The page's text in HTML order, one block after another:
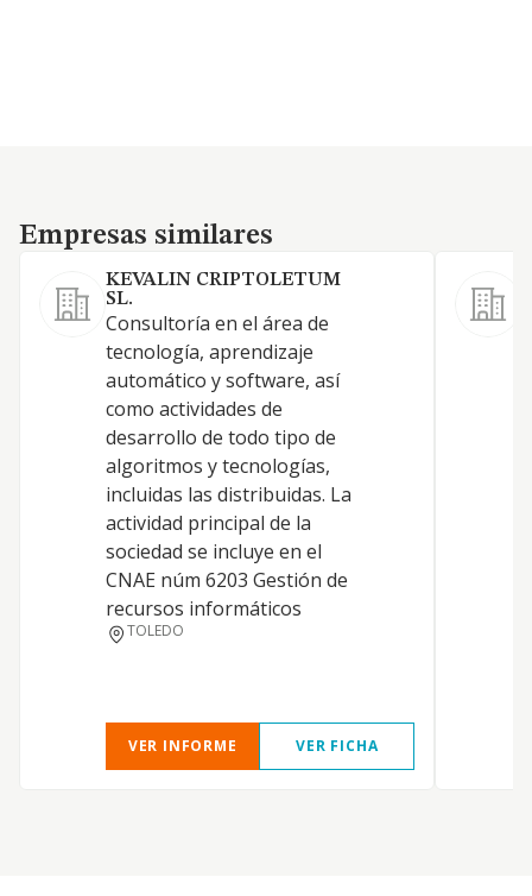
Empresas similares
Empresas similares
KEVALIN CRIPTOLETUM
SL.
Consultoría en el área de
tecnología, aprendizaje
automático y software, así
como actividades de
desarrollo de todo tipo de
algoritmos y tecnologías,
incluidas las distribuidas. La
actividad principal de la
sociedad se incluye en el
CNAE núm 6203 Gestión de
recursos informáticos
TOLEDO
VER INFORME VER FICHA